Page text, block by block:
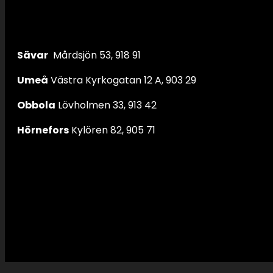
Sävar Mårdsjön 53, 918 91
Umeå Västra Kyrkogatan 12 A, 903 29
Obbola Lövholmen 33, 913 42
Hörnefors Kylören 82, 905 71